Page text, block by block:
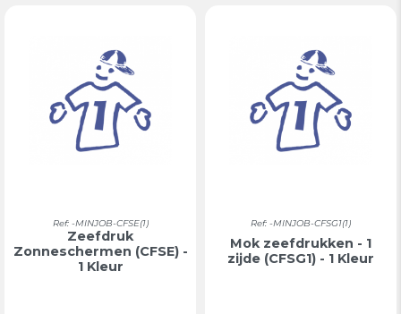
Ref: -MINJOB-CFSE(1)
Zeefdruk
Zonneschermen (CFSE) -
1 Kleur
Ref: -MINJOB-CFSG1(1)
Mok zeefdrukken - 1
zijde (CFSG1) - 1 Kleur